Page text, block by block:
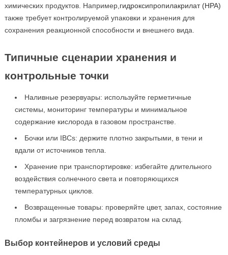
химических продуктов. Например, гидроксипропилакрилат (HPA)
также требует контролируемой упаковки и хранения для
сохранения реакционной способности и внешнего вида.
Типичные сценарии хранения и
контрольные точки
Наливные резервуары: используйте герметичные
системы, мониторинг температуры и минимальное
содержание кислорода в газовом пространстве.
Бочки или IBCs: держите плотно закрытыми, в тени и
вдали от источников тепла.
Хранение при транспортировке: избегайте длительного
воздействия солнечного света и повторяющихся
температурных циклов.
Возвращенные товары: проверяйте цвет, запах, состояние
пломбы и загрязнение перед возвратом на склад.
Выбор контейнеров и условий среды